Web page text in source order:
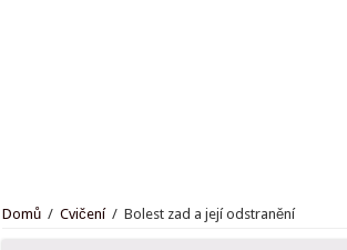
Domů / Cvičení / Bolest zad a její odstranění